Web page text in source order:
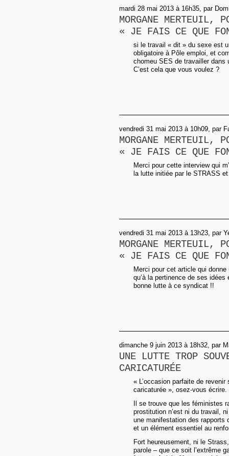
mardi 28 mai 2013 à 16h35, par
MORGANE MERTEUIL,
« JE FAIS CE QUE
si le travail « dit » du sexe est
obligatoire à Pôle emploi, et
chomeu SES de travailler dans
C’est cela que vous voulez ?
vendredi 31 mai 2013 à 10h09, par
MORGANE MERTEUIL,
« JE FAIS CE QUE
Merci pour cette interview qui
la lutte initiée par le STRASS
vendredi 31 mai 2013 à 13h23, par
MORGANE MERTEUIL,
« JE FAIS CE QUE
Merci pour cet article qui
qu’à la pertinence de ses
bonne lutte à ce syndicat !!
dimanche 9 juin 2013 à 18h32, par
UNE LUTTE TROP
CARICATURÉE
« L’occasion parfaite de
caricaturée », osez-vous écrire.
Il se trouve que les féministes
prostitution n’est ni du travail,
une manifestation des rapports
et un élément essentiel au
Fort heureusement, ni le
parole – que ce soit l’extrême